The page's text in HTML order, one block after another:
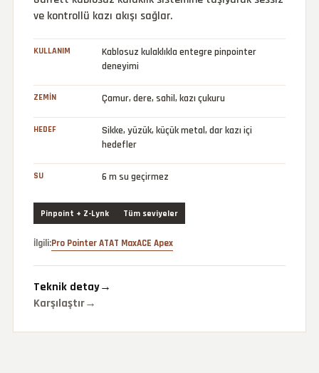
ve kontrollü kazı akışı sağlar.
KULLANIM
Kablosuz kulaklıkla entegre pinpointer
deneyimi
ZEMIN Çamur, dere, sahil, kazı çukuru
HEDEF
Sikke, yüzük, küçük metal, dar kazı içi
hedefler
SU 6 m su geçirmez
Pinpoint + Z-Lynk Tüm seviyeler
İlgili:Pro Pointer ATAT MaxACE Apex
Teknik detay→
Karşılaştır→